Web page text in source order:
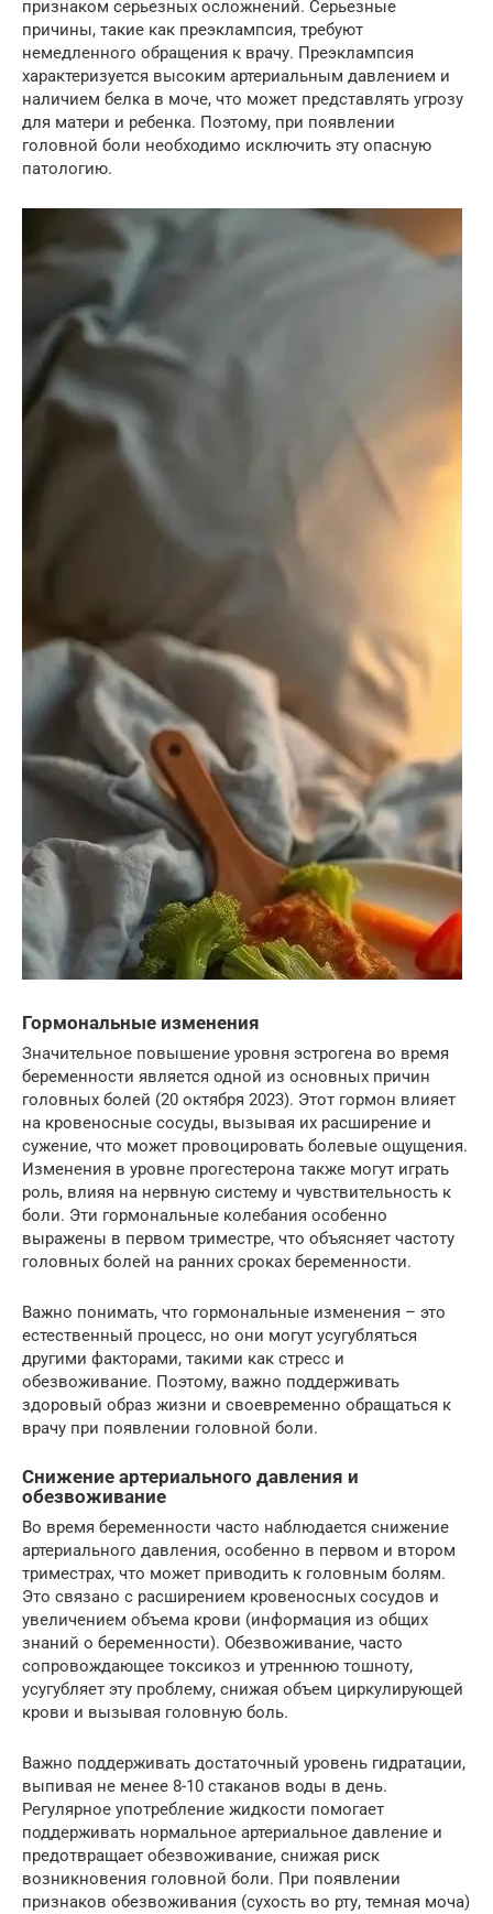
признаком серьезных осложнений. Серьезные
причины, такие как преэклампсия, требуют
немедленного обращения к врачу. Преэклампсия
характеризуется высоким артериальным давлением и
наличием белка в моче, что может представлять угрозу
для матери и ребенка. Поэтому, при появлении
головной боли необходимо исключить эту опасную
патологию.
Гормональные изменения
Значительное повышение уровня эстрогена во время
беременности является одной из основных причин
головных болей (20 октября 2023). Этот гормон влияет
на кровеносные сосуды, вызывая их расширение и
сужение, что может провоцировать болевые ощущения.
Изменения в уровне прогестерона также могут играть
роль, влияя на нервную систему и чувствительность к
боли. Эти гормональные колебания особенно
выражены в первом триместре, что объясняет частоту
головных болей на ранних сроках беременности.
Важно понимать, что гормональные изменения – это
естественный процесс, но они могут усугубляться
другими факторами, такими как стресс и
обезвоживание. Поэтому, важно поддерживать
здоровый образ жизни и своевременно обращаться к
врачу при появлении головной боли.
Снижение артериального давления и
обезвоживание
Во время беременности часто наблюдается снижение
артериального давления, особенно в первом и втором
триместрах, что может приводить к головным болям.
Это связано с расширением кровеносных сосудов и
увеличением объема крови (информация из общих
знаний о беременности). Обезвоживание, часто
сопровождающее токсикоз и утреннюю тошноту,
усугубляет эту проблему, снижая объем циркулирующей
крови и вызывая головную боль.
Важно поддерживать достаточный уровень гидратации,
выпивая не менее 8-10 стаканов воды в день.
Регулярное употребление жидкости помогает
поддерживать нормальное артериальное давление и
предотвращает обезвоживание, снижая риск
возникновения головной боли. При появлении
признаков обезвоживания (сухость во рту, темная моча)